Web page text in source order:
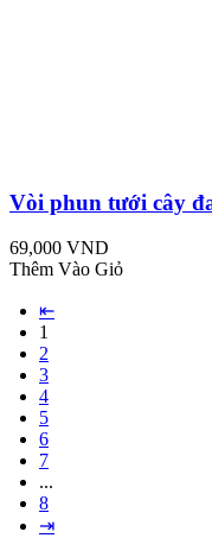
Vòi phun tưới cây
69,000 VND
Thêm Vào Giỏ
⇤
1
2
3
4
5
6
7
...
8
⇥